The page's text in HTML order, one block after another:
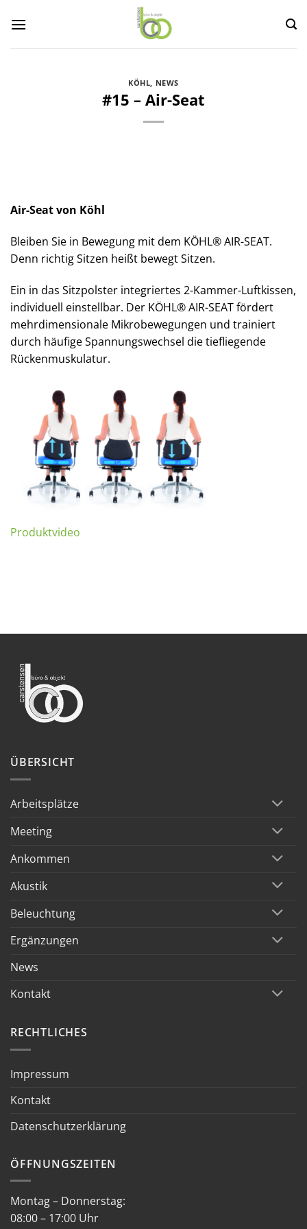
Inhalt
KÖHL NEWS
#15 – Air-Seat
Air-Seat von Köhl
Bleiben Sie in Bewegung mit dem KÖHL® AIR-SEAT.
Denn richtig Sitzen heißt bewegt Sitzen.
Ein in das Sitzpolster integriertes 2-Kammer-Luftkissen,
individuell einstellbar. Der KÖHL® AIR-SEAT fördert
mehrdimensionale Mikrobewegungen und trainiert
durch häufige Spannungswechsel die tiefliegende
Rückenmuskulatur.
Produktvideo
ÜBERSICHT
Arbeitsplätze
Meeting
Ankommen
Akustik
Beleuchtung
Ergänzungen
News
Kontakt
RECHTLICHES
Impressum
Kontakt
Datenschutzerklärung
ÖFFNUNGSZEITEN
Montag – Donnerstag:
08:00 – 17:00 Uhr